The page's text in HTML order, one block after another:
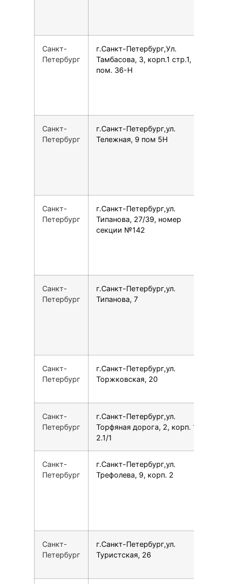
Санкт-
Петербург
г.Санкт-Петербург,Ул.
Тамбасова, 3, корп.1 стр.1,
пом. 36-Н
Санкт-
Петербург
г.Санкт-Петербург,ул.
Тележная, 9 пом 5Н
Санкт-
Петербург
г.Санкт-Петербург,ул.
Типанова, 27/39, номер
секции №142
Санкт-
Петербург
г.Санкт-Петербург,ул.
Типанова, 7
Санкт-
Петербург
г.Санкт-Петербург,ул.
Торжковская, 20
Санкт-
Петербург
г.Санкт-Петербург,ул.
Торфяная дорога, 2, корп. 1,
2.1/1
Санкт-
Петербург
г.Санкт-Петербург,ул.
Трефолева, 9, корп. 2
Санкт-
Петербург
г.Санкт-Петербург,ул.
Туристская, 26